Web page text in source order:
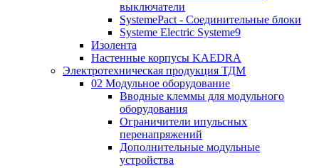
выключатели
SystemePact - Соединительные блоки
Systeme Electric Systeme9
Изолента
Настенные корпусы KAEDRA
Электротехническая продукция ТДМ
02 Модульное оборудование
Вводные клеммы для модульного
оборудования
Ограничители ипульсных
перенапряжений
Дополнительные модульные
устройства